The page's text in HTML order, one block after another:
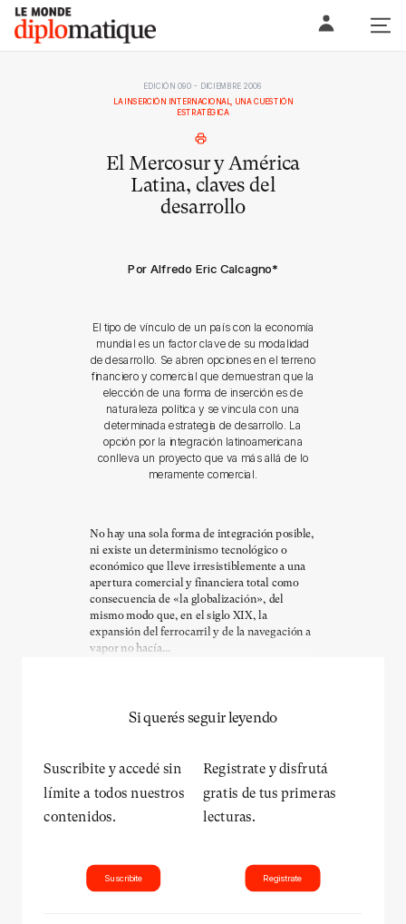
Skip
content
Le monde diplomatique
EDICIÓN 090 - DICIEMBRE 2006
LA INSERCIÓN INTERNACIONAL, UNA CUESTIÓN
ESTRATÉGICA
El Mercosur y América
Latina, claves del
desarrollo
Por Alfredo Eric Calcagno*
El tipo de vínculo de un país con la economía
mundial es un factor clave de su modalidad
de desarrollo. Se abren opciones en el terreno
financiero y comercial que demuestran que la
elección de una forma de inserción es de
naturaleza política y se vincula con una
determinada estrategia de desarrollo. La
opción por la integración latinoamericana
conlleva un proyecto que va más allá de lo
meramente comercial.
No hay una sola forma de integración posible,
ni existe un determinismo tecnológico o
económico que lleve irresistiblemente a una
apertura comercial y financiera total como
consecuencia de «la globalización», del
mismo modo que, en el siglo XIX, la
expansión del ferrocarril y de la navegación a
vapor no hacía...
Si querés seguir leyendo
Suscribite y accedé sin
límite a todos nuestros
contenidos.
Suscribite
Registrate y disfrutá
gratis de tus primeras
lecturas.
Registrate